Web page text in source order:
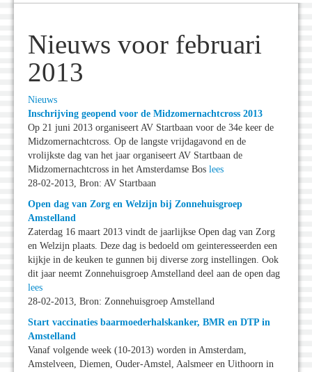
Nieuws voor februari
2013
Nieuws
Inschrijving geopend voor de Midzomernachtcross 2013
Op 21 juni 2013 organiseert AV Startbaan voor de 34e keer de
Midzomernachtcross. Op de langste vrijdagavond en de
vrolijkste dag van het jaar organiseert AV Startbaan de
Midzomernachtcross in het Amsterdamse Bos lees
28-02-2013, Bron: AV Startbaan
Open dag van Zorg en Welzijn bij Zonnehuisgroep
Amstelland
Zaterdag 16 maart 2013 vindt de jaarlijkse Open dag van Zorg
en Welzijn plaats. Deze dag is bedoeld om geinteresseerden een
kijkje in de keuken te gunnen bij diverse zorg instellingen. Ook
dit jaar neemt Zonnehuisgroep Amstelland deel aan de open dag
lees
28-02-2013, Bron: Zonnehuisgroep Amstelland
Start vaccinaties baarmoederhalskanker, BMR en DTP in
Amstelland
Vanaf volgende week (10-2013) worden in Amsterdam,
Amstelveen, Diemen, Ouder-Amstel, Aalsmeer en Uithoorn in